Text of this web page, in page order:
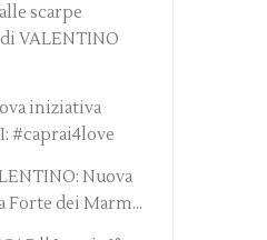
scarpe
VALENTINO
iniziativa
#caprai4love
Nuova
Forte dei Marm...